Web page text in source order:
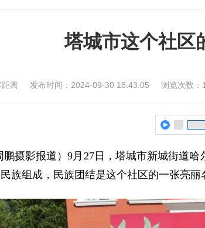
塔城市这个社区
离 发布时间：2024-09-30 18:43:05 浏览次数：
影报道）9月27日，塔城市新城街道哈
族组成，民族团结是这个社区的一张亮